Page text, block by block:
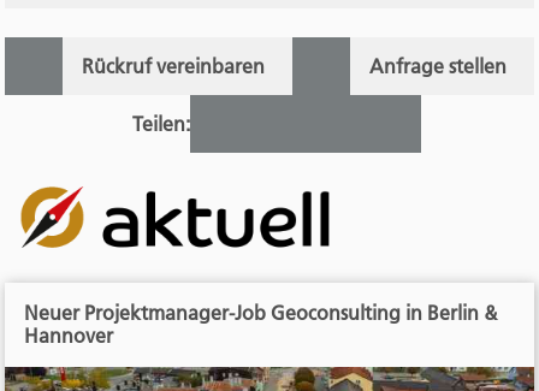
Rückruf vereinbaren Anfrage stellen
Teilen:
Neuer Projektmanager-Job Geoconsulting in Berlin &
Hannover